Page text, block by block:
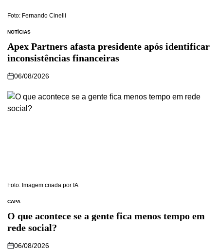
Foto: Fernando Cinelli
NOTÍCIAS
Apex Partners afasta presidente após identificar
inconsistências financeiras
06/08/2026
Foto: Imagem criada por IA
CAPA
O que acontece se a gente fica menos tempo em
rede social?
06/08/2026